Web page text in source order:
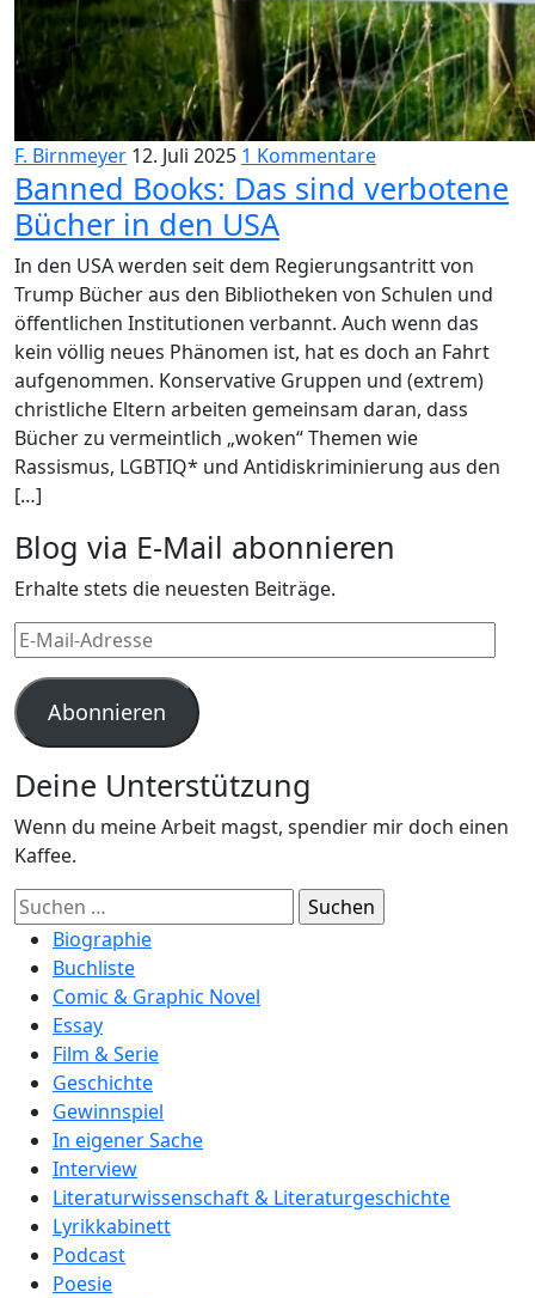
F. Birnmeyer 12. Juli 2025 1 Kommentare
Banned Books: Das sind verbotene
Bücher in den USA
In den USA werden seit dem Regierungsantritt von
Trump Bücher aus den Bibliotheken von Schulen und
öffentlichen Institutionen verbannt. Auch wenn das
kein völlig neues Phänomen ist, hat es doch an Fahrt
aufgenommen. Konservative Gruppen und (extrem)
christliche Eltern arbeiten gemeinsam daran, dass
Bücher zu vermeintlich „woken“ Themen wie
Rassismus, LGBTIQ* und Antidiskriminierung aus den
[…]
Blog via E-Mail abonnieren
Erhalte stets die neuesten Beiträge.
E-
Mail-
Adresse
Abonnieren
Deine Unterstützung
Wenn du meine Arbeit magst, spendier mir doch einen
Kaffee.
Suchen
nach:Biographie
Buchliste
Comic & Graphic Novel
Essay
Film & Serie
Geschichte
Gewinnspiel
In eigener Sache
Interview
Literaturwissenschaft & Literaturgeschichte
Lyrikkabinett
Podcast
Poesie